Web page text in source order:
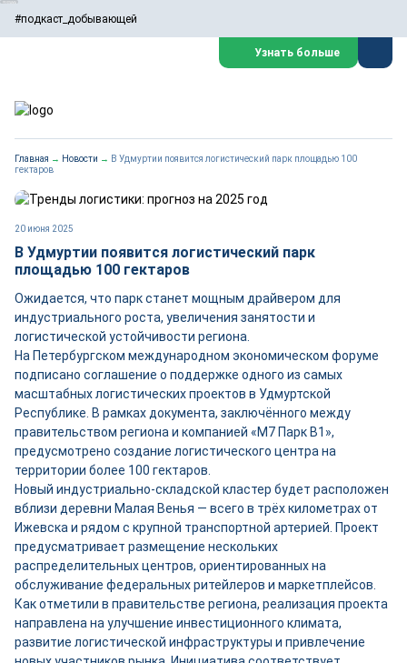
#подкаст_добывающей
Узнать больше
Главная → Новости → В Удмуртии появится логистический парк площадью 100
гектаров
20 июня 2025
В Удмуртии появится логистический парк
площадью 100 гектаров
Ожидается, что парк станет мощным драйвером для
индустриального роста, увеличения занятости и
логистической устойчивости региона.
На Петербургском международном экономическом форуме
подписано соглашение о поддержке одного из самых
масштабных логистических проектов в Удмуртской
Республике. В рамках документа, заключённого между
правительством региона и компанией «М7 Парк В1»,
предусмотрено создание логистического центра на
территории более 100 гектаров.
Новый индустриально-складской кластер будет расположен
вблизи деревни Малая Венья — всего в трёх километрах от
Ижевска и рядом с крупной транспортной артерией. Проект
предусматривает размещение нескольких
распределительных центров, ориентированных на
обслуживание федеральных ритейлеров и маркетплейсов.
Как отметили в правительстве региона, реализация проекта
направлена на улучшение инвестиционного климата,
развитие логистической инфраструктуры и привлечение